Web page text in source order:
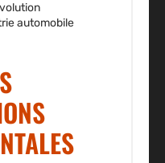
automobile